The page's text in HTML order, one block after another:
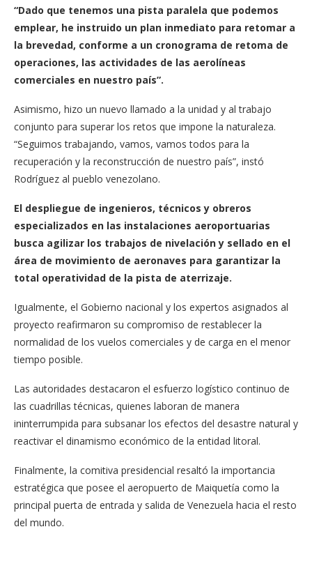
“Dado que tenemos una pista paralela que podemos
emplear, he instruido un plan inmediato para retomar a
la brevedad, conforme a un cronograma de retoma de
operaciones, las actividades de las aerolíneas
comerciales en nuestro país”.
Asimismo, hizo un nuevo llamado a la unidad y al trabajo
conjunto para superar los retos que impone la naturaleza.
“Seguimos trabajando, vamos, vamos todos para la
recuperación y la reconstrucción de nuestro país”, instó
Rodríguez al pueblo venezolano.
El despliegue de ingenieros, técnicos y obreros
especializados en las instalaciones aeroportuarias
busca agilizar los trabajos de nivelación y sellado en el
área de movimiento de aeronaves para garantizar la
total operatividad de la pista de aterrizaje.
Igualmente, el Gobierno nacional y los expertos asignados al
proyecto reafirmaron su compromiso de restablecer la
normalidad de los vuelos comerciales y de carga en el menor
tiempo posible.
Las autoridades destacaron el esfuerzo logístico continuo de
las cuadrillas técnicas, quienes laboran de manera
ininterrumpida para subsanar los efectos del desastre natural y
reactivar el dinamismo económico de la entidad litoral.
Finalmente, la comitiva presidencial resaltó la importancia
estratégica que posee el aeropuerto de Maiquetía como la
principal puerta de entrada y salida de Venezuela hacia el resto
del mundo.